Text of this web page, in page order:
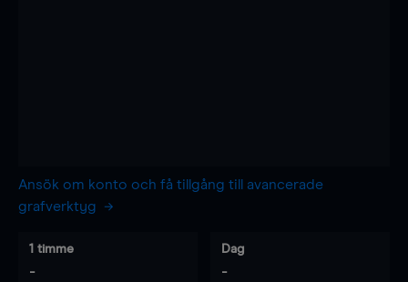
Ansök om konto och få tillgång till avancerade
grafverktyg
1 timme
-
Dag
-